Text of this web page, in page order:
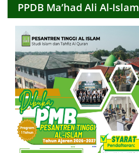
PPDB Ma’had Ali Al-Islam